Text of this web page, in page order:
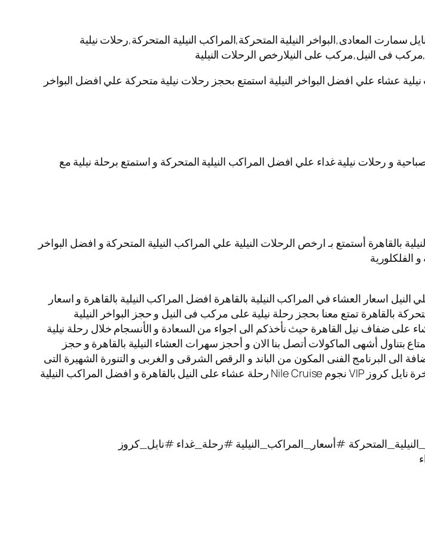
المعادى,البواخر النيلية المتحركة,المراكب النيلية المتحركة,رحلات نيلية
فى النيل,مركب على النيلارخص الرحلات النيلية
عشاء علي افضل البواخر النيلية استمتع بحجز رحلات نيلية متحركة علي افضل البواخر
و رحلات نيلية غداء علي افضل المراكب النيلية المتحركة و استمتع برحلة نيلية مع
أستمتع بـ ارخص الرحلات النيلية علي المراكب النيلية المتحركة و افضل البواخر
الفلكلورية
اسعار العشاء في المراكب النيلية بالقاهرة افضل المراكب النيلية بالقاهرة و اسعار
بالقاهرة تمتع معنا بحجز رحلة نيلية على مركب فى النيل و حجز البواخر النيلية
على ضفاف نيل القاهرة حيث نأخذكم الى اجواء من السعادة و الأنسجام خلال رحلة نيلية
بتناول أشهى الماكولات أتصل بنا الان و أحجز سهرات العشاء النيلية بالقاهرة و حجز
على نيل القاهرة لمدة 3 ساعات مع العشاء بالإضافة الى البرنامج الفنى المكون من الباند و الرقص الشرقى و الغربى و التنورة الشهيرة التى
تتميز بألوانها الخلابة اتصل بنا الأن و احجز رحلات نيلية غداء و رحلات نيلية عشاء الباخرة نايل كروز VIP نجوم Nile Cruise رحلة عشاء على النيل بالقاهرة و افضل المراكب النيلية
#أسعار_المراكب_النيلية #رحلة_غداء #نايل_كروز